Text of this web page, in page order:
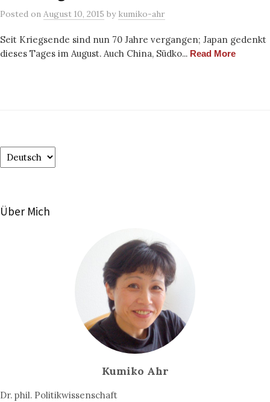
Posted on August 10, 2015 by kumiko-ahr
Seit Kriegsende sind nun 70 Jahre vergangen; Japan gedenkt
dieses Tages im August. Auch China, Südko... Read More
Choose
a
Über Mich
Kumiko Ahr
Dr. phil. Politikwissenschaft